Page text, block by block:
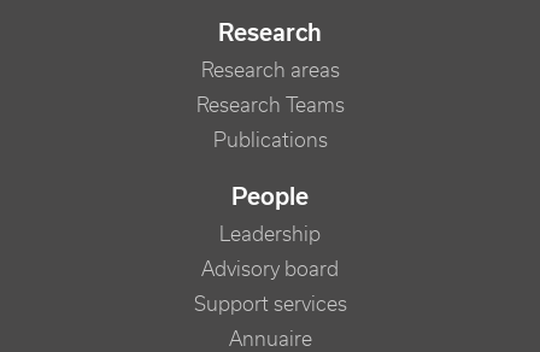
Research
Research areas
Research Teams
Publications
People
Leadership
Advisory board
Support services
Annuaire